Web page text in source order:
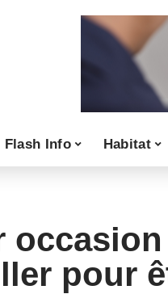
Flash Info Habitat
pour